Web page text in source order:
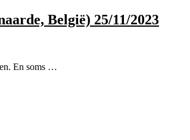
België) 25/11/2023
En soms …